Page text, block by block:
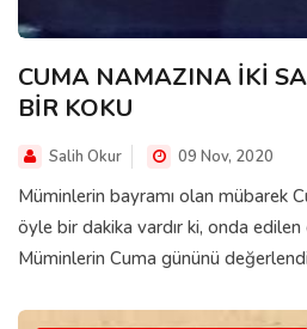
CUMA NAMAZINA İKİ
BİR KOKU
Salih Okur 09 Nov, 2020
Müminlerin bayramı olan mübarek
öyle bir dakika vardır ki, onda
Müminlerin Cuma gününü